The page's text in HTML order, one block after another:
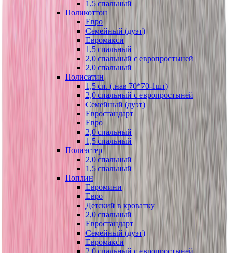
1,5 спальный
Поликоттон
Евро
Семейный (дуэт)
Евромакси
1,5 спальный
2,0 спальный с европростыней
2,0 спальный
Полисатин
1,5 сп. (.нав 70*70-1шт)
2,0 спальный с европростыней
Семейный (дуэт)
Евростандарт
Евро
2,0 спальный
1,5 спальный
Полиэстер
2,0 спальный
1,5 спальный
Поплин
Евромини
Евро
Детский в кроватку
2,0 спальный
Евростандарт
Семейный (дуэт)
Евромакси